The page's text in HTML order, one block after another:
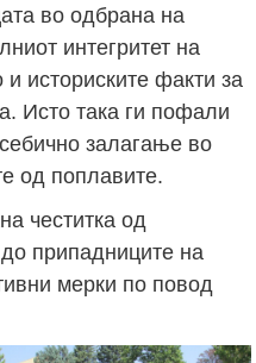
во одбрана на
интегритет на
историските факти за
Исто така ги пофали
залагање во
од поплавите.
честитка од
припадниците на
мерки по повод